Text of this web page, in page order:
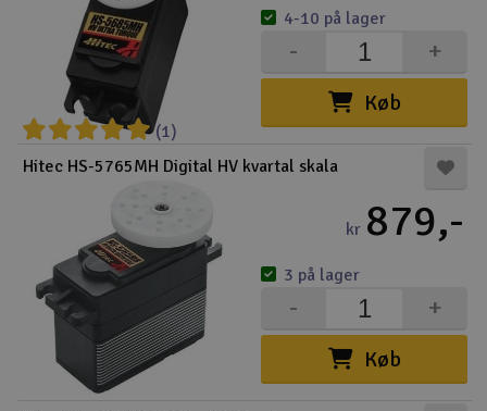
(1)
Køb
+
-
4-10 på lager
Hitec HS-5765MH Digital HV kvartal skala
kr 879,-
Køb
+
-
3 på lager